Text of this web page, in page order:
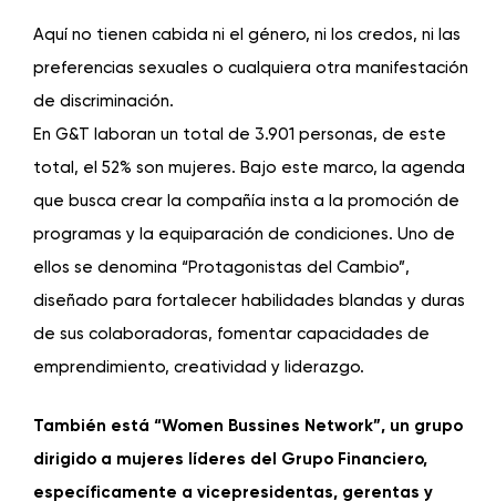
Aquí no tienen cabida ni el género, ni los credos, ni las
preferencias sexuales o cualquiera otra manifestación
de discriminación.
En G&T laboran un total de 3.901 personas, de este
total, el 52% son mujeres. Bajo este marco, la agenda
que busca crear la compañía insta a la promoción de
programas y la equiparación de condiciones. Uno de
ellos se denomina “Protagonistas del Cambio”,
diseñado para fortalecer habilidades blandas y duras
de sus colaboradoras, fomentar capacidades de
emprendimiento, creatividad y liderazgo.
También está “Women Bussines Network”, un grupo
dirigido a mujeres líderes del Grupo Financiero,
específicamente a vicepresidentas, gerentas y